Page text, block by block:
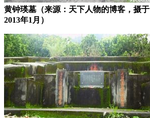
黄钟瑛墓（来源：天下人物的博客，摄于
2013年1月）